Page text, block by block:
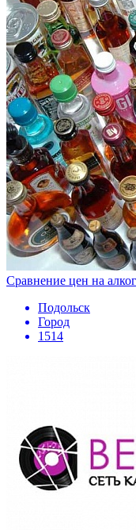
Сравнение цен на
Подольск
Город
1514